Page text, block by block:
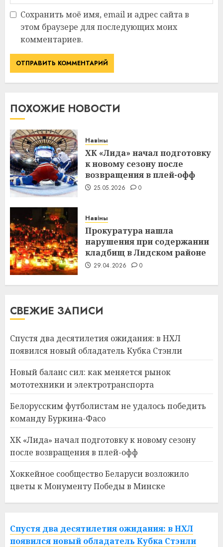
Сохранить моё имя, email и адрес сайта в
этом браузере для последующих моих
комментариев.
ПОХОЖИЕ НОВОСТИ
Навіны
ХК «Лида» начал подготовку
к новому сезону после
возвращения в плей-офф
25.05.2026 0
Навіны
Прокуратура нашла
нарушения при содержании
кладбищ в Лидском районе
29.04.2026 0
СВЕЖИЕ ЗАПИСИ
Спустя два десятилетия ожидания: в НХЛ
появился новый обладатель Кубка Стэнли
Новый баланс сил: как меняется рынок
мототехники и электротранспорта
Белорусским футболистам не удалось победить
команду Буркина-Фасо
ХК «Лида» начал подготовку к новому сезону
после возвращения в плей-офф
Хоккейное сообщество Беларуси возложило
цветы к Монументу Победы в Минске
Спустя два десятилетия ожидания: в НХЛ
появился новый обладатель Кубка Стэнли